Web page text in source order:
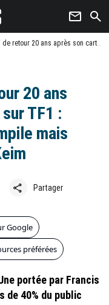
newsletter search
après son carton sur TF1 : Francis Huster rempile mais pas Claire Keim
20 ans
TF1 :
mais
share Partager
Google
préférées
portée par Francis
de 40% du public